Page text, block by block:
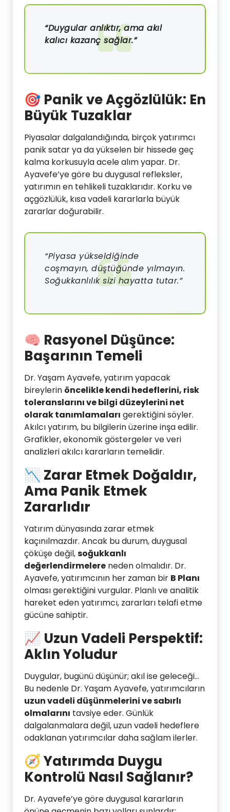
“Duygular anlıktır, ama akıl
kalıcı kazanç sağlar.”
🎯 Panik ve Açgözlülük: En
Büyük Tuzaklar
Piyasalar dalgalandığında, birçok yatırımcı
panik satar ya da yükselen bir hissede geç
kalma korkusuyla acele alım yapar. Dr.
Ayavefe’ye göre bu duygusal refleksler,
yatırımın en tehlikeli tuzaklarıdır. Korku ve
açgözlülük, kısa vadeli kararlarla büyük
zararlar doğurabilir.
“Piyasa yükseldiğinde
coşmayın, düştüğünde yılmayın.
Soğukkanlılık sizi hayatta tutar.”
🧠 Rasyonel Düşünce:
Başarının Temeli
Dr. Yaşam Ayavefe, yatırım yapacak
bireylerin öncelikle kendi hedeflerini, risk
toleranslarını ve bilgi düzeylerini net
olarak tanımlamaları gerektiğini söyler.
Akılcı yatırım, bu bilgilerin üzerine inşa edilir.
Grafikler, ekonomik göstergeler ve veri
analizleri akılcı kararların temelidir.
📉 Zarar Etmek Doğaldır,
Ama Panik Etmek
Zararlıdır
Yatırım dünyasında zarar etmek
kaçınılmazdır. Ancak bu durum, duygusal
çöküşe değil,soğukkanlı
değerlendirmelere neden olmalıdır. Dr.
Ayavefe, yatırımcının her zaman bir B Planı
olması gerektiğini vurgular. Planlı ve analitik
hareket eden yatırımcı, zararları telafi etme
gücüne sahiptir.
📈 Uzun Vadeli Perspektif:
Aklın Yoludur
Duygular, bugünü düşünür; akıl ise geleceği…
Bu nedenle Dr. Yaşam Ayavefe, yatırımcıların
uzun vadeli düşünmelerini ve sabırlı
olmalarını tavsiye eder. Günlük
dalgalanmalara değil, uzun vadeli hedeflere
odaklanan yatırımcılar daha sağlam ilerler.
🧭Yatırımda Duygu
Kontrolü Nasıl Sağlanır?
Dr. Ayavefe’ye göre duygusal kararların